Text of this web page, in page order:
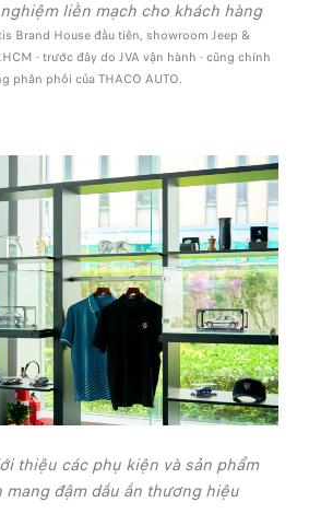
liền mạch cho khách hàng
Brand House đầu tiên, showroom Jeep &
- trước đây do JVA vận hành - cũng chính
phân phối của THACO AUTO.
thiệu các phụ kiện và sản phẩm
mang đậm dấu ấn thương hiệu